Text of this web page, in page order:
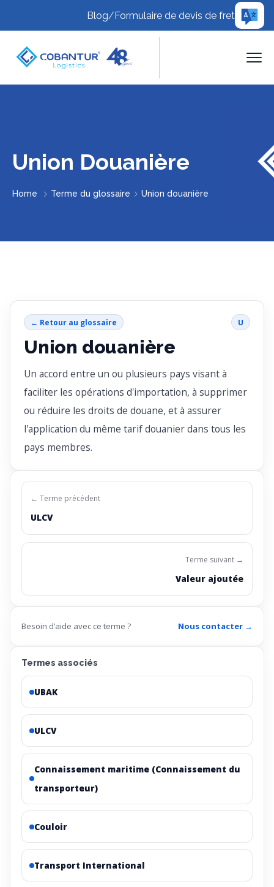
Blog/Formulaire de devis de fret
Union Douanière
Home Terme du glossaire Union douanière
← Retour au glossaire U
Union douanière
Un accord entre un ou plusieurs pays visant à
faciliter les opérations d'importation, à supprimer
ou réduire les droits de douane, et à assurer
l'application du même tarif douanier dans tous les
pays membres.
← Terme précédent
ULCV
Terme suivant →
Valeur ajoutée
Besoin d’aide avec ce terme ? Nous contacter →
Termes associés
UBAK
ULCV
Connaissement maritime (Connaissement du
transporteur)
Couloir
Transport International